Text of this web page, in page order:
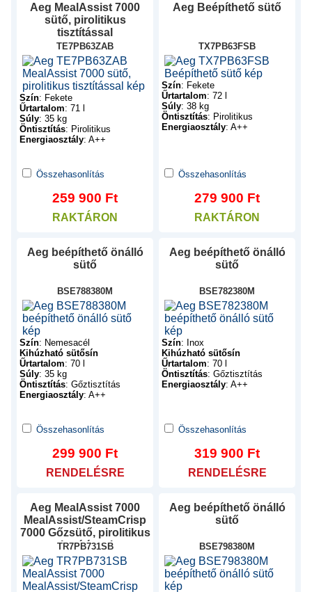
Aeg MealAssist 7000
sütő, pirolitikus
tisztítással
TE7PB63ZAB
Szín: Fekete
Űrtartalom: 71 l
Súly: 35 kg
Öntisztítás: Pirolitikus
Energiaosztály: A++
Összehasonlítás
259 900 Ft
RAKTÁRON
Aeg Beépíthető sütő
TX7PB63FSB
Szín: Fekete
Űrtartalom: 72 l
Súly: 38 kg
Öntisztítás: Pirolitikus
Energiaosztály: A++
Összehasonlítás
279 900 Ft
RAKTÁRON
Aeg beépíthető önálló
sütő
BSE788380M
Szín: Nemesacél
Kihúzható sütősín
Űrtartalom: 70 l
Súly: 35 kg
Öntisztítás: Gőztisztítás
Energiaosztály: A++
Összehasonlítás
299 900 Ft
RENDELÉSRE
Aeg beépíthető önálló
sütő
BSE782380M
Szín: Inox
Kihúzható sütősín
Űrtartalom: 70 l
Öntisztítás: Gőztisztítás
Energiaosztály: A++
Összehasonlítás
319 900 Ft
RENDELÉSRE
Aeg MealAssist 7000
MealAssist/SteamCrisp
7000 Gőzsütő, pirolitikus
tisztítással
TR7PB731SB
Aeg beépíthető önálló
sütő
BSE798380M